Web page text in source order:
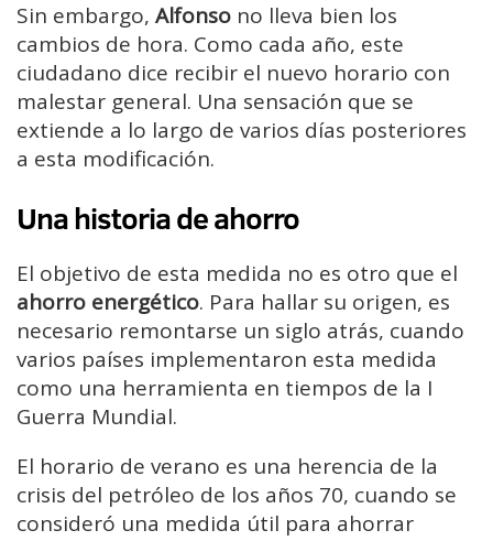
Sin embargo, Alfonso no lleva bien los
cambios de hora. Como cada año, este
ciudadano dice recibir el nuevo horario con
malestar general. Una sensación que se
extiende a lo largo de varios días posteriores
a esta modificación.
Una historia de ahorro
El objetivo de esta medida no es otro que el
ahorro energético. Para hallar su origen, es
necesario remontarse un siglo atrás, cuando
varios países implementaron esta medida
como una herramienta en tiempos de la I
Guerra Mundial.
El horario de verano es una herencia de la
crisis del petróleo de los años 70, cuando se
consideró una medida útil para ahorrar